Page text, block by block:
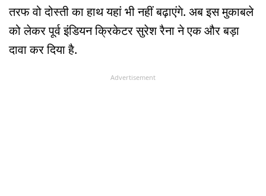
तरफ वो दोस्ती का हाथ यहां भी नहीं बढ़ाएंगे. अब इस मुकाबले
को लेकर पूर्व इंडियन क्र‍िकेटर सुरेश रैना ने एक और बड़ा
दावा कर दिया है.
Advertisement